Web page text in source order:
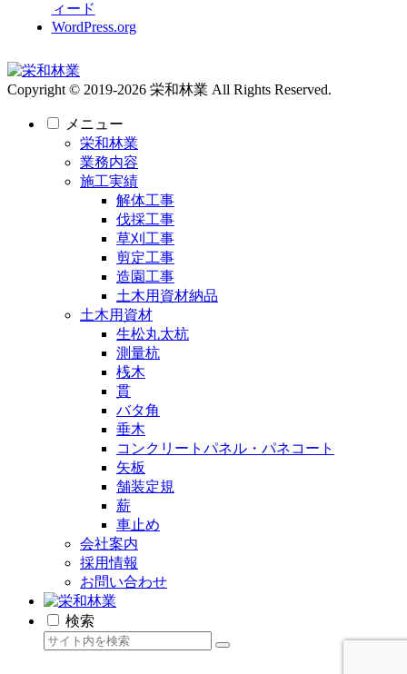
ィード
WordPress.org
Copyright © 2019-2026 栄和林業 All Rights Reserved.
メニュー
栄和林業
業務内容
施工実績
解体工事
伐採工事
草刈工事
剪定工事
造園工事
土木用資材納品
土木用資材
生松丸太杭
測量杭
桟木
貫
バタ角
垂木
コンクリートパネル・パネコート
矢板
舗装定規
薪
車止め
会社案内
採用情報
お問い合わせ
検索